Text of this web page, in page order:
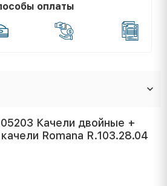
оплаты
Качели двойные +
Romana R.103.28.04